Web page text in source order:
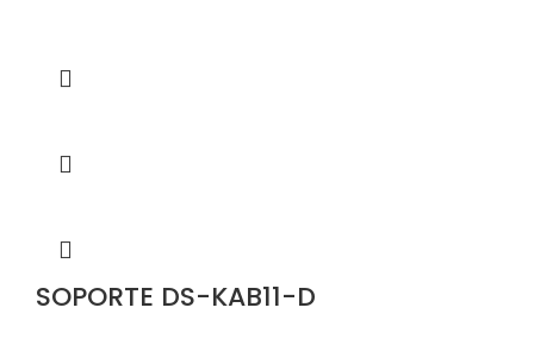
SOPORTE DS-KAB11-D